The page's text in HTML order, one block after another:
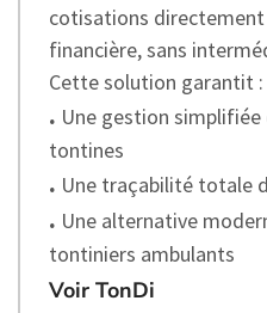
cotisations
financière, sans
Cette solution garantit :
. Une gestion simplifiée
tontines
. Une traçabilité totale
. Une alternative
tontiniers ambulants
Voir TonDi